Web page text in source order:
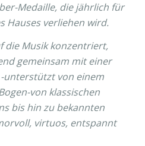
Medaille, die jährlich für
Hauses verliehen wird.
die Musik konzentriert,
gemeinsam mit einer
unterstützt von einem
von klassischen
bis hin zu bekannten
virtuos, entspannt